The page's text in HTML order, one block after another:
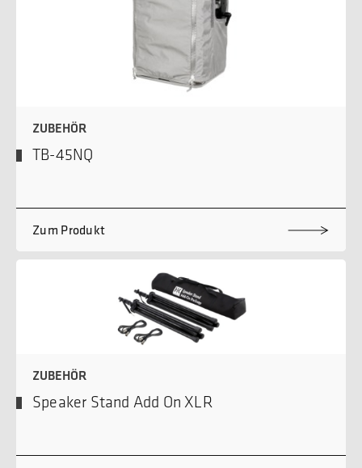
ZUBEHÖR
TB-45NQ
Zum Produkt
ZUBEHÖR
Speaker Stand Add On XLR